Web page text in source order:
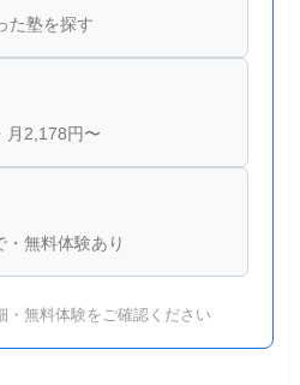
た塾を探す
月2,178円〜
無料体験あり
無料体験をご確認ください